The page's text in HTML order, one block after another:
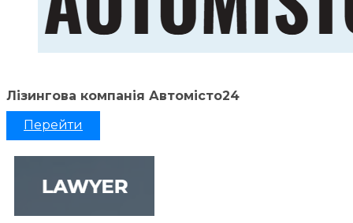
Лізингова компанія Автомісто24
Перейти